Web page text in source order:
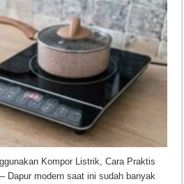
Kompor Listrik, Cara Praktis
Dapur modern saat ini sudah banyak